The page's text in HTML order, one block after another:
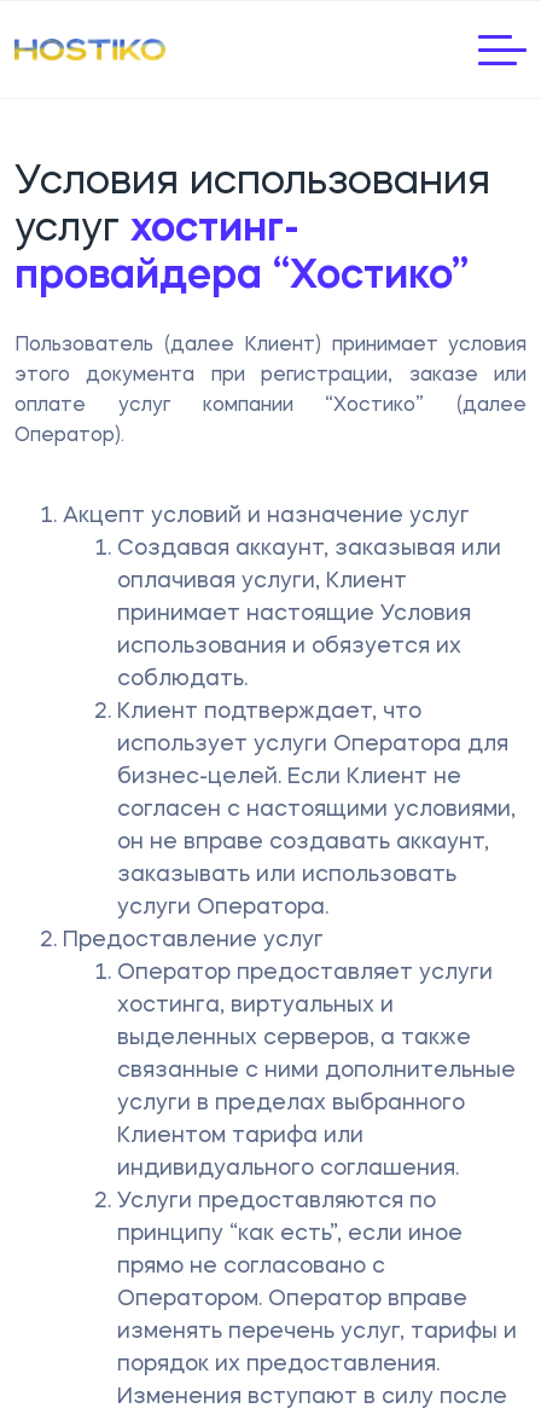
Условия использования
услуг хостинг-
провайдера “Хостико”
Пользователь (далее Клиент) принимает условия
этого документа при регистрации, заказе или
оплате услуг компании “Хостико” (далее
Оператор).
Акцепт условий и назначение услуг
Создавая аккаунт, заказывая или
оплачивая услуги, Клиент
принимает настоящие Условия
использования и обязуется их
соблюдать.
Клиент подтверждает, что
использует услуги Оператора для
бизнес-целей. Если Клиент не
согласен с настоящими условиями,
он не вправе создавать аккаунт,
заказывать или использовать
услуги Оператора.
Предоставление услуг
Оператор предоставляет услуги
хостинга, виртуальных и
выделенных серверов, а также
связанные с ними дополнительные
услуги в пределах выбранного
Клиентом тарифа или
индивидуального соглашения.
Услуги предоставляются по
принципу “как есть”, если иное
прямо не согласовано с
Оператором. Оператор вправе
изменять перечень услуг, тарифы и
порядок их предоставления.
Изменения вступают в силу после